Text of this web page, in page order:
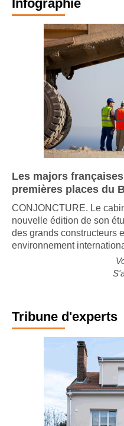
Infographie
Les majors
premières places du
CONJONCTURE. Le
nouvelle édition de son
des grands constructeurs
Tribune d'experts